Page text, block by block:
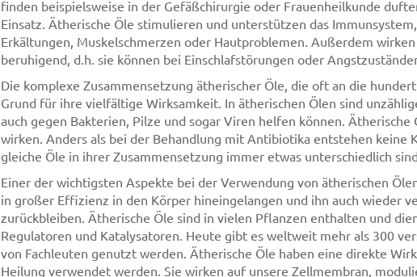
finden beispielsweise in der Gefäßchirurgie oder Frauenheilkunde
Einsatz. Ätherische Öle stimulieren und unterstützen das
Erkältungen, Muskelschmerzen oder Hautproblemen. Außerdem
beruhigend, d.h. sie können bei Einschlafstörungen oder
Die komplexe Zusammensetzung ätherischer Öle, die oft an die
Grund für ihre vielfältige Wirksamkeit. In ätherischen Ölen sind
auch gegen Bakterien, Pilze und sogar Viren helfen können.
wirken. Anders als bei der Behandlung mit Antibiotika entstehen keine
gleiche Öle in ihrer Zusammensetzung immer etwas unterschiedlich sind.
Einer der wichtigsten Aspekte bei der Verwendung von ätherischen
in großer Effizienz in den Körper hineingelangen und ihn auch wieder
zurückbleiben. Ätherische Öle sind in vielen Pflanzen enthalten und
Regulatoren und Katalysatoren. Heute gibt es weltweit mehr als 300
von Fachleuten genutzt werden. Ätherische Öle haben eine direkte
Heilung verwendet werden. Sie wirken auf unsere Zellmembran,